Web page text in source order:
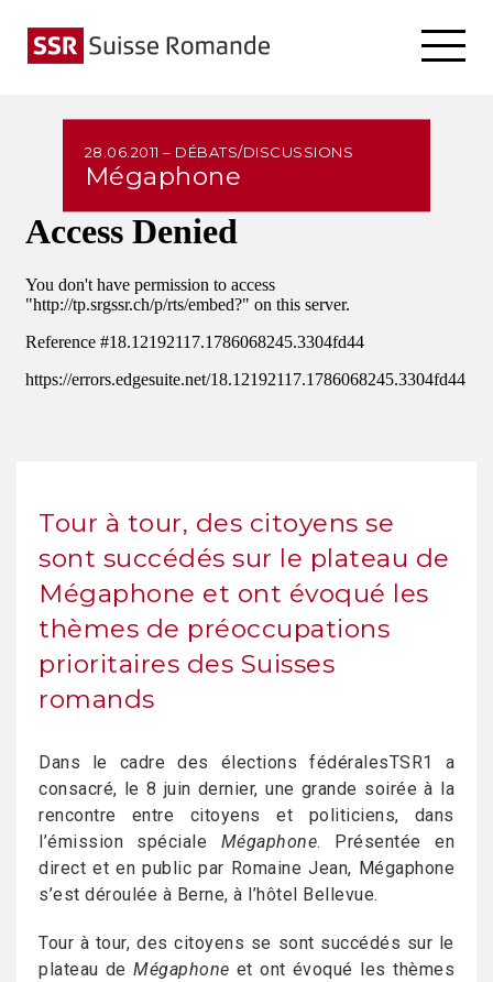
28.06.2011 – DÉBATS/DISCUSSIONS
Mégaphone
Tour à tour, des citoyens se
sont succédés sur le plateau de
Mégaphone et ont évoqué les
thèmes de préoccupations
prioritaires des Suisses
romands
Dans le cadre des élections fédéralesTSR1 a
consacré, le 8 juin dernier, une grande soirée à la
rencontre entre citoyens et politiciens, dans
l’émission spéciale Mégaphone. Présentée en
direct et en public par Romaine Jean, Mégaphone
s’est déroulée à Berne, à l’hôtel Bellevue.
Tour à tour, des citoyens se sont succédés sur le
plateau deMégaphone et ont évoqué les thèmes